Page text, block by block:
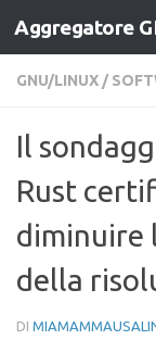
Salta al
Aggregatore
GNU/LINUX /
Il
Rust
diminuire
della
DI